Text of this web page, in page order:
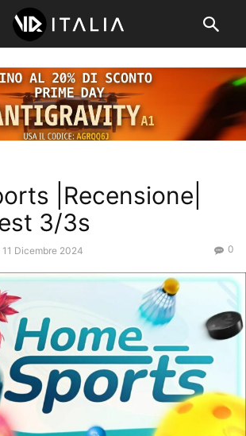
|Recensione|
3/3s
11 Dicembre 2024 0